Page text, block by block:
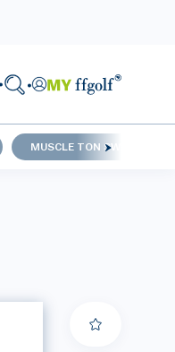
MUSCLE TON SWING